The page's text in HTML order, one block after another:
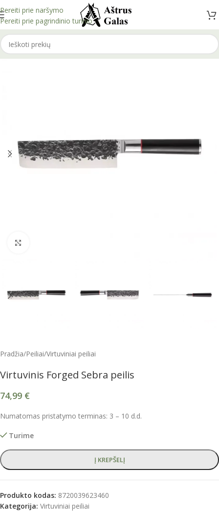
Pereiti prie naršymo
Pereiti prie pagrindinio turinio
Pradžia/Peiliai/Virtuviniai peiliai
Virtuvinis Forged Sebra peilis
74,99 €
Numatomas pristatymo terminas: 3 – 10 d.d.
Turime
Į KREPŠELĮ
Produkto kodas: 8720039623460
Kategorija: Virtuviniai peiliai